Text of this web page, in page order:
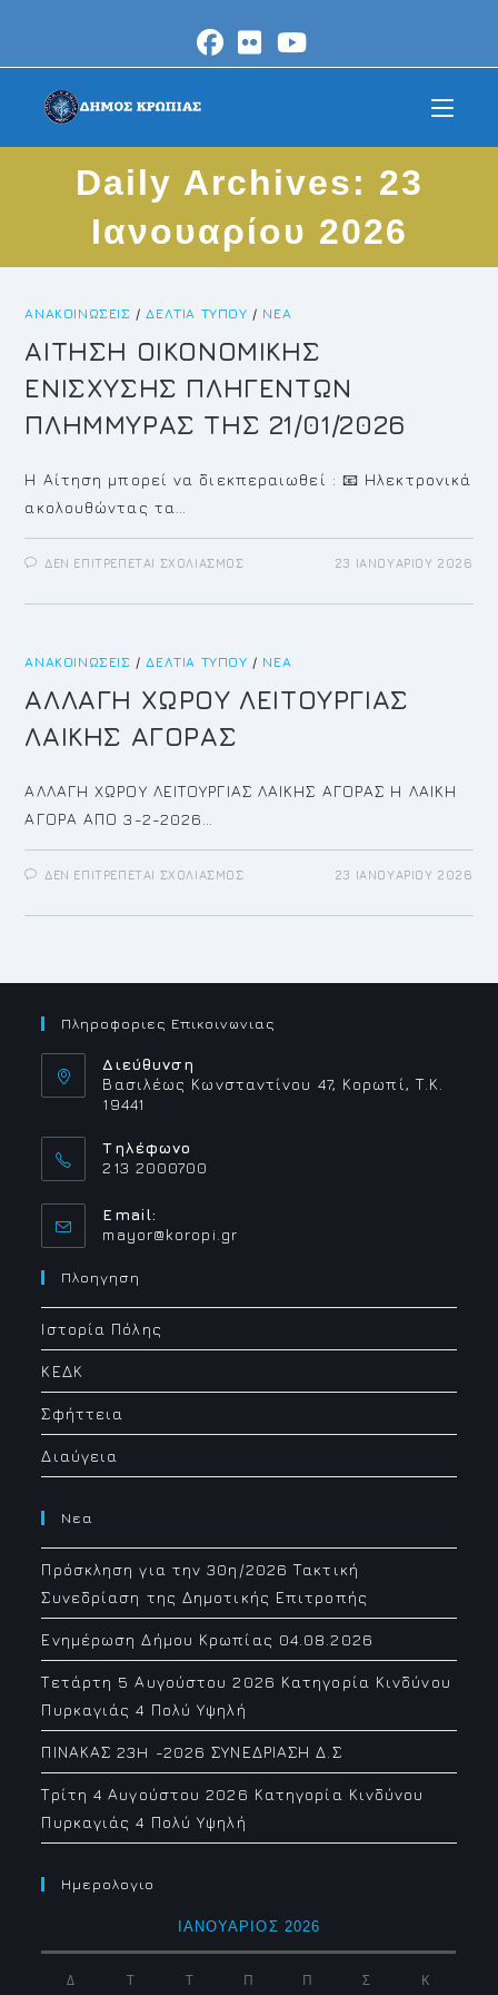
content
Daily Archives: 23
Ιανουαρίου 2026
ΑΝΑΚΟΙΝΏΣΕΙΣ /ΔΕΛΤΊΑ ΤΎΠΟΥ / ΝΈΑ
ΑΙΤΗΣΗ ΟΙΚΟΝΟΜΙΚΗΣ
ΕΝΙΣΧΥΣΗΣ ΠΛΗΓΕΝΤΩΝ
ΠΛΗΜΜΥΡΑΣ ΤΗΣ 21/01/2026
Η Αίτηση μπορεί να διεκπεραιωθεί : 📧 Ηλεκτρονικά
ακολουθώντας τα…
ΔΕΝ ΕΠΙΤΡΈΠΕΤΑΙ ΣΧΟΛΙΑΣΜΌΣΣΤΟ
ΕΝΙΣΧΥΣΗΣ
21/01/2026
23 ΙΑΝΟΥΑΡΊΟΥ 2026
ΑΝΑΚΟΙΝΏΣΕΙΣ /ΔΕΛΤΊΑ ΤΎΠΟΥ / ΝΈΑ
ΑΛΛΑΓΗ ΧΩΡΟΥ ΛΕΙΤΟΥΡΓΙΑΣ
ΛΑΙΚΗΣ ΑΓΟΡΑΣ
ΑΛΛΑΓΗ ΧΩΡΟΥ ΛΕΙΤΟΥΡΓΙΑΣ ΛΑΙΚΗΣ ΑΓΟΡΑΣ Η ΛΑΙΚΗ
ΑΓΟΡΑ ΑΠΟ 3-2-2026…
ΔΕΝ ΕΠΙΤΡΈΠΕΤΑΙ ΣΧΟΛΙΑΣΜΌΣΣΤΟ
ΛΕΙΤΟΥΡΓΙΑΣ
23 ΙΑΝΟΥΑΡΊΟΥ 2026
Πληροφοριες Επικοινωνιας
Διεύθυνση
Βασιλέως Κωνσταντίνου 47, Κορωπί, Τ.Κ.
19441
Τηλέφωνο
213 2000700
Email:
mayor@koropi.grOpens
Πλοηγηση
Ιστορία Πόλης
ΚΕΔΚ
Σφήττεια
Διαύγεια
Νεα
Πρόσκληση για την 30η/2026 Τακτική
Συνεδρίαση της Δημοτικής Επιτροπής
Ενημέρωση Δήμου Κρωπίας 04.08.2026
Τετάρτη 5 Αυγούστου 2026 Κατηγορία Κινδύνου
Πυρκαγιάς 4 Πολύ Υψηλή
ΠΙΝΑΚΑΣ 23H -2026 ΣΥΝΕΔΡΙΑΣΗ Δ.Σ
Τρίτη 4 Αυγούστου 2026 Κατηγορία Κινδύνου
Πυρκαγιάς 4 Πολύ Υψηλή
Ημερολογιο
ΙΑΝΟΥΆΡΙΟΣ 2026
Δ Τ Τ Π Π Σ Κ